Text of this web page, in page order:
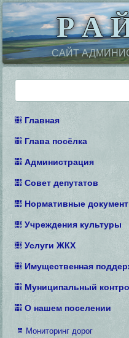
Р А
САЙТ
Главная
Глава посёлка
Администрация
Совет депутатов
Нормативные
Учреждения культуры
Услуги ЖКХ
Имущественная
Муниципальный
О нашем поселении
Мониторинг дорог